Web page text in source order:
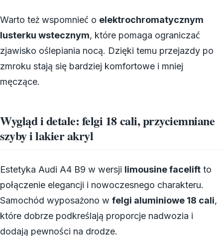
Warto też wspomnieć o elektrochromatycznym
lusterku wstecznym, które pomaga ograniczać
zjawisko oślepiania nocą. Dzięki temu przejazdy po
zmroku stają się bardziej komfortowe i mniej
męczące.
Wygląd i detale: felgi 18 cali, przyciemniane
szyby i lakier akryl
Estetyka Audi A4 B9 w wersji limousine facelift to
połączenie elegancji i nowoczesnego charakteru.
Samochód wyposażono w felgi aluminiowe 18 cali,
które dobrze podkreślają proporcje nadwozia i
dodają pewności na drodze.